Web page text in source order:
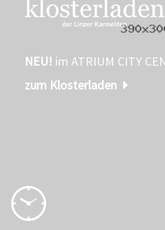
NEU! im ATRIUM CITY
zum Klosterladen